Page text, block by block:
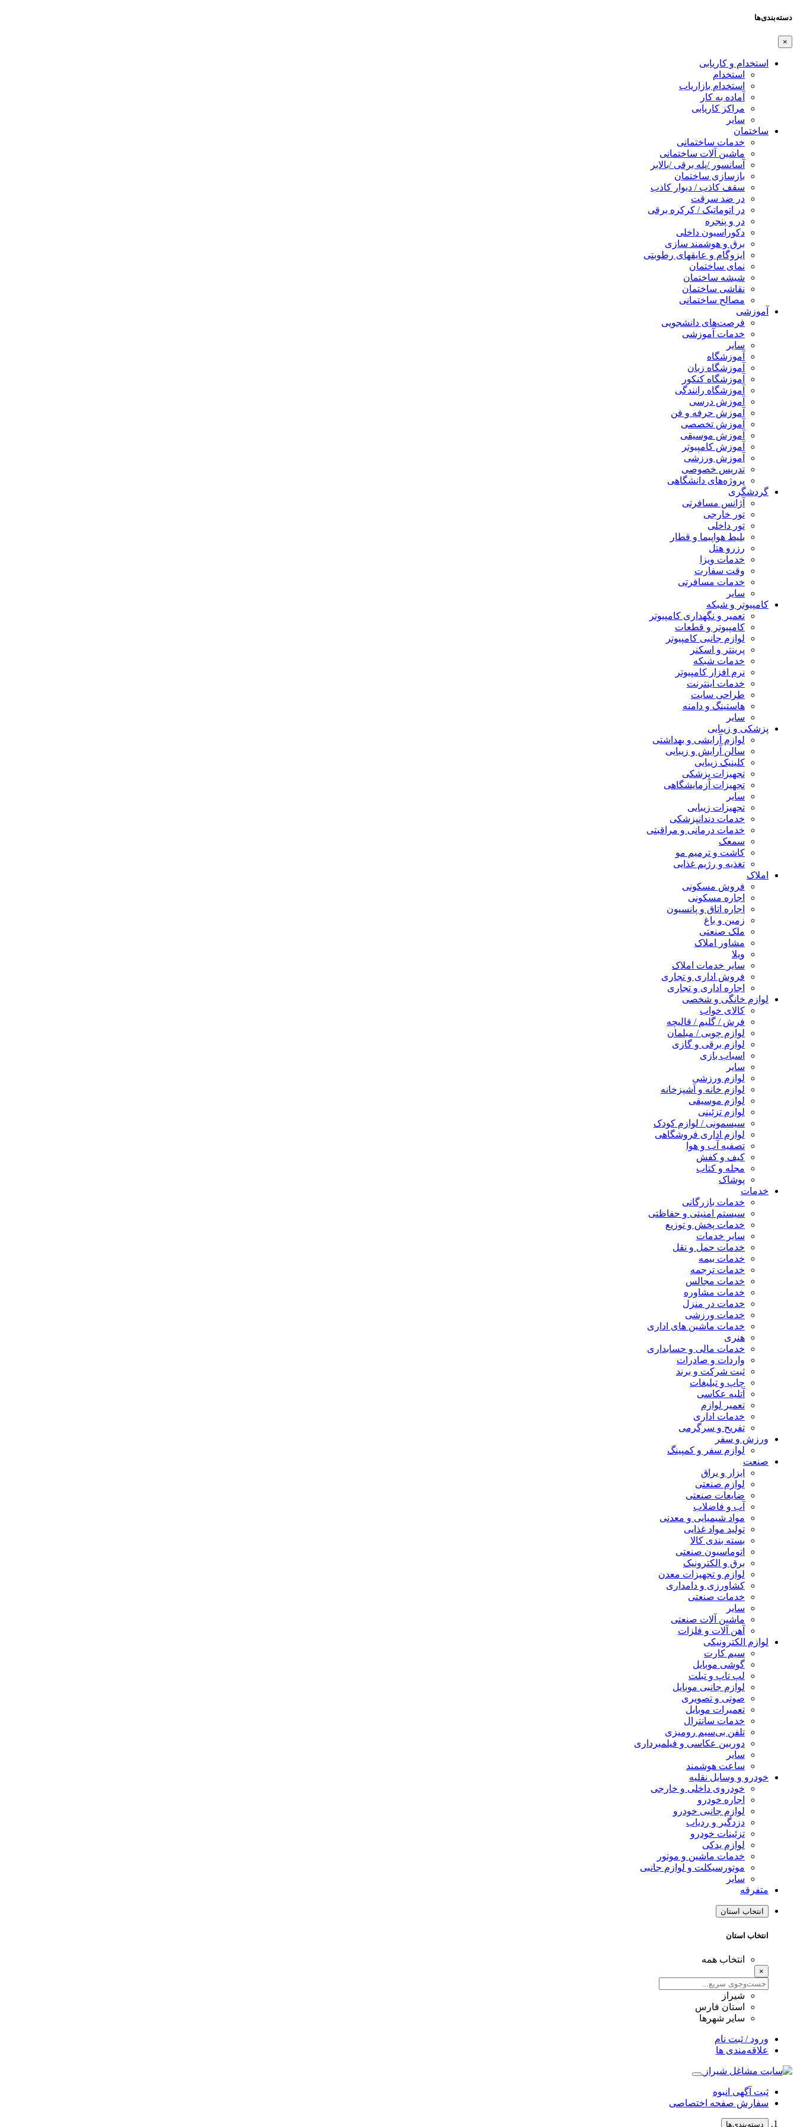
دسته‌بندی‌ها
×
استخدام و کاریابی
استخدام
استخدام بازاریاب
آماده به کار
مراکز کاریابی
سایر
ساختمان
خدمات ساختمانی
ماشین آلات ساختمانی
آسانسور /پله برقی /بالابر
بازسازی ساختمان
سقف کاذب / دیوار کاذب
در ضد سرقت
در اتوماتیک / کرکره برقی
در و پنجره
دکوراسیون داخلی
برق و هوشمند سازی
ایزوگام و عایقهای رطوبتی
نمای ساختمان
شیشه ساختمان
نقاشی ساختمان
مصالح ساختمانی
آموزشی
فرصت‌های دانشجویی
خدمات آموزشی
سایر
آموزشگاه
آموزشگاه زبان
آموزشگاه کنکور
آموزشگاه رانندگی
آموزش درسی
آموزش حرفه و فن
آموزش تخصصی
آموزش موسیقی
آموزش کامپیوتر
آموزش ورزشی
تدریس خصوصی
پروژه‌های دانشگاهی
گردشگری
آژانس مسافرتی
تور خارجی
تور داخلی
بلیط هواپیما و قطار
رزرو هتل
خدمات ویزا
وقت سفارت
خدمات مسافرتی
سایر
کامپیوتر و شبکه
تعمیر و نگهداری کامپیوتر
کامپیوتر و قطعات
لوازم جانبی کامپیوتر
پرینتر و اسکنر
خدمات شبکه
نرم افزار کامپیوتر
خدمات اینترنت
طراحی سایت
هاستینگ و دامنه
سایر
پزشکی و زیبایی
لوازم آرایشی و بهداشتی
سالن آرایش و زیبایی
کلینیک زیبایی
تجهیزات پزشکی
تجهیزات آزمایشگاهی
سایر
تجهیزات زیبایی
خدمات دندانپزشکی
خدمات درمانی و مراقبتی
سمعک
کاشت و ترمیم مو
تغذیه و رژیم غذایی
املاک
فروش مسکونی
اجاره مسکونی
اجاره اتاق و پانسیون
زمین و باغ
ملک صنعتی
مشاور املاک
ویلا
سایر خدمات املاک
فروش اداری و تجاری
اجاره اداری و تجاری
لوازم خانگی و شخصی
کالای خواب
فرش / گلیم / قالیچه
لوازم چوبی / مبلمان
لوازم برقی و گازی
اسباب بازی
سایر
لوازم ورزشی
لوازم خانه و آشپزخانه
لوازم موسیقی
لوازم تزئینی
سیسمونی / لوازم کودک
لوازم اداری فروشگاهی
تصفیه آب و هوا
کیف و کفش
مجله و کتاب
پوشاک
خدمات
خدمات بازرگانی
سیستم امنیتی و حفاظتی
خدمات پخش و توزیع
سایر خدمات
خدمات حمل و نقل
خدمات بیمه
خدمات ترجمه
خدمات مجالس
خدمات مشاوره
خدمات در منزل
خدمات ورزشی
خدمات ماشین های اداری
هنری
خدمات مالی و حسابداری
واردات و صادرات
ثبت شرکت و برند
چاپ و تبلیغات
آتلیه عکاسی
تعمیر لوازم
خدمات اداری
تفریح و سرگرمی
ورزش و سفر
لوازم سفر و کمپینگ
صنعت
ابزار و یراق
لوازم صنعتی
ضایعات صنعتی
آب و فاضلاب
مواد شیمیایی و معدنی
تولید مواد غذایی
بسته بندی کالا
اتوماسیون صنعتی
برق و الکترونیک
لوازم و تجهیزات معدن
کشاورزی و دامداری
خدمات صنعتی
سایر
ماشین آلات صنعتی
آهن آلات و فلزات
لوازم الکترونیکی
سیم کارت
گوشی موبایل
لپ تاپ و تبلت
لوازم جانبی موبایل
صوتی و تصویری
تعمیرات موبایل
خدمات سانترال
تلفن بی‌سیم رومیزی
دوربین عکاسی و فیلمبرداری
سایر
ساعت هوشمند
خودرو و وسایل نقلیه
خودروی داخلی و خارجی
اجاره خودرو
لوازم جانبی خودرو
دزدگیر و ردیاب
تزئینات خودرو
لوازم یدکی
خدمات ماشین و موتور
موتورسیکلت و لوازم جانبی
سایر
متفرقه
انتخاب استان
انتخاب استان
انتخاب همه
×
شیراز
استان فارس
سایر شهرها
ورود / ثبت نام
علاقه‌مندی ها
ثبت آگهی انبوه
سفارش صفحه اختصاصی
دسته‌بندی‌ها